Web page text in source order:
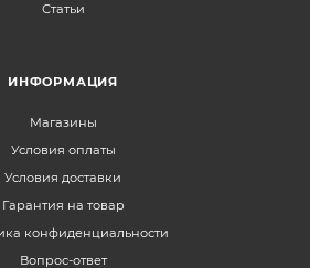
Статьи
ИНФОРМАЦИЯ
Магазины
Условия оплаты
Условия доставки
Гарантия на товар
конфиденциальности
Вопрос-ответ